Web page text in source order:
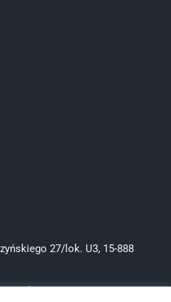
27/lok. U3, 15-888